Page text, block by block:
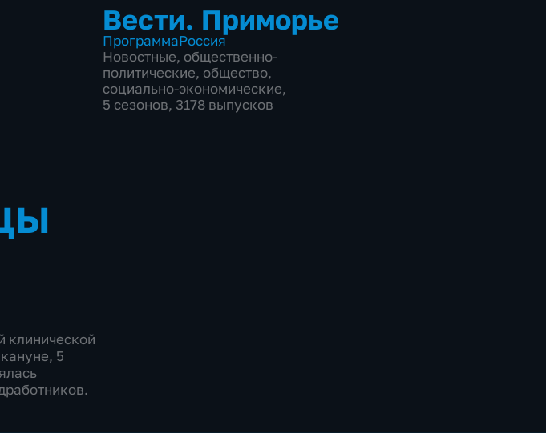
клинической
5
Вести. Приморье
ПрограммаРоссия
Новостные, общественно-
политические, общество,
социально-экономические,
5 сезонов, 3178 выпусков